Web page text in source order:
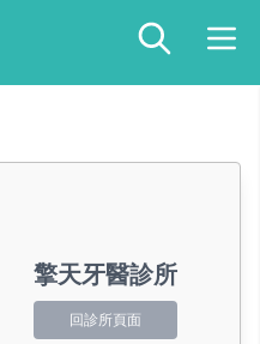
擎天牙醫診所
回診所頁面